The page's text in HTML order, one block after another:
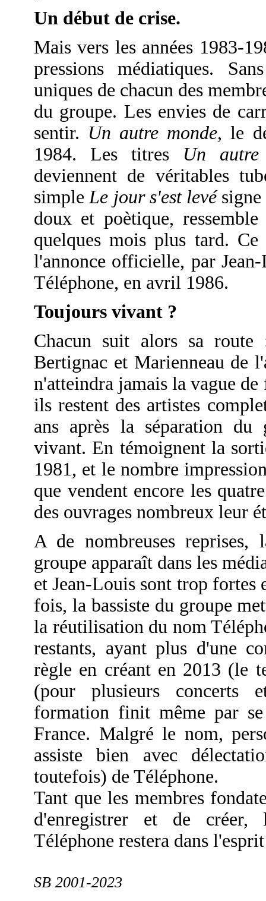
Un début de crise.
Mais vers les années 1983-
pressions médiatiques.
uniques de chacun des
du groupe. Les envies de
sentir. Un autre monde, le
1984. Les titres Un autre
deviennent de véritables
simpleLe jour s'est levé
doux et poètique,
quelques mois plus tard.
l'annonce officielle, par
Téléphone, en avril 1986.
Toujours vivant ?
Chacun suit alors sa
Bertignac et Marienneau de
n'atteindra jamais la vague
ils restent des artistes
ans après la séparation du
vivant. En témoignent la
1981, et le nombre
que vendent encore les
des ouvrages nombreux leur
A de nombreuses
groupe apparaît dans les
et Jean-Louis sont trop fortes
fois, la bassiste du groupe
la réutilisation du nom
restants, ayant plus d'une
règle en créant en 2013 (le
(pour plusieurs concerts
formation finit même par
France. Malgré le nom,
assiste bien avec
toutefois) de Téléphone.
Tant que les membres
d'enregistrer et de créer,
Téléphone restera dans
SB 2001-2023